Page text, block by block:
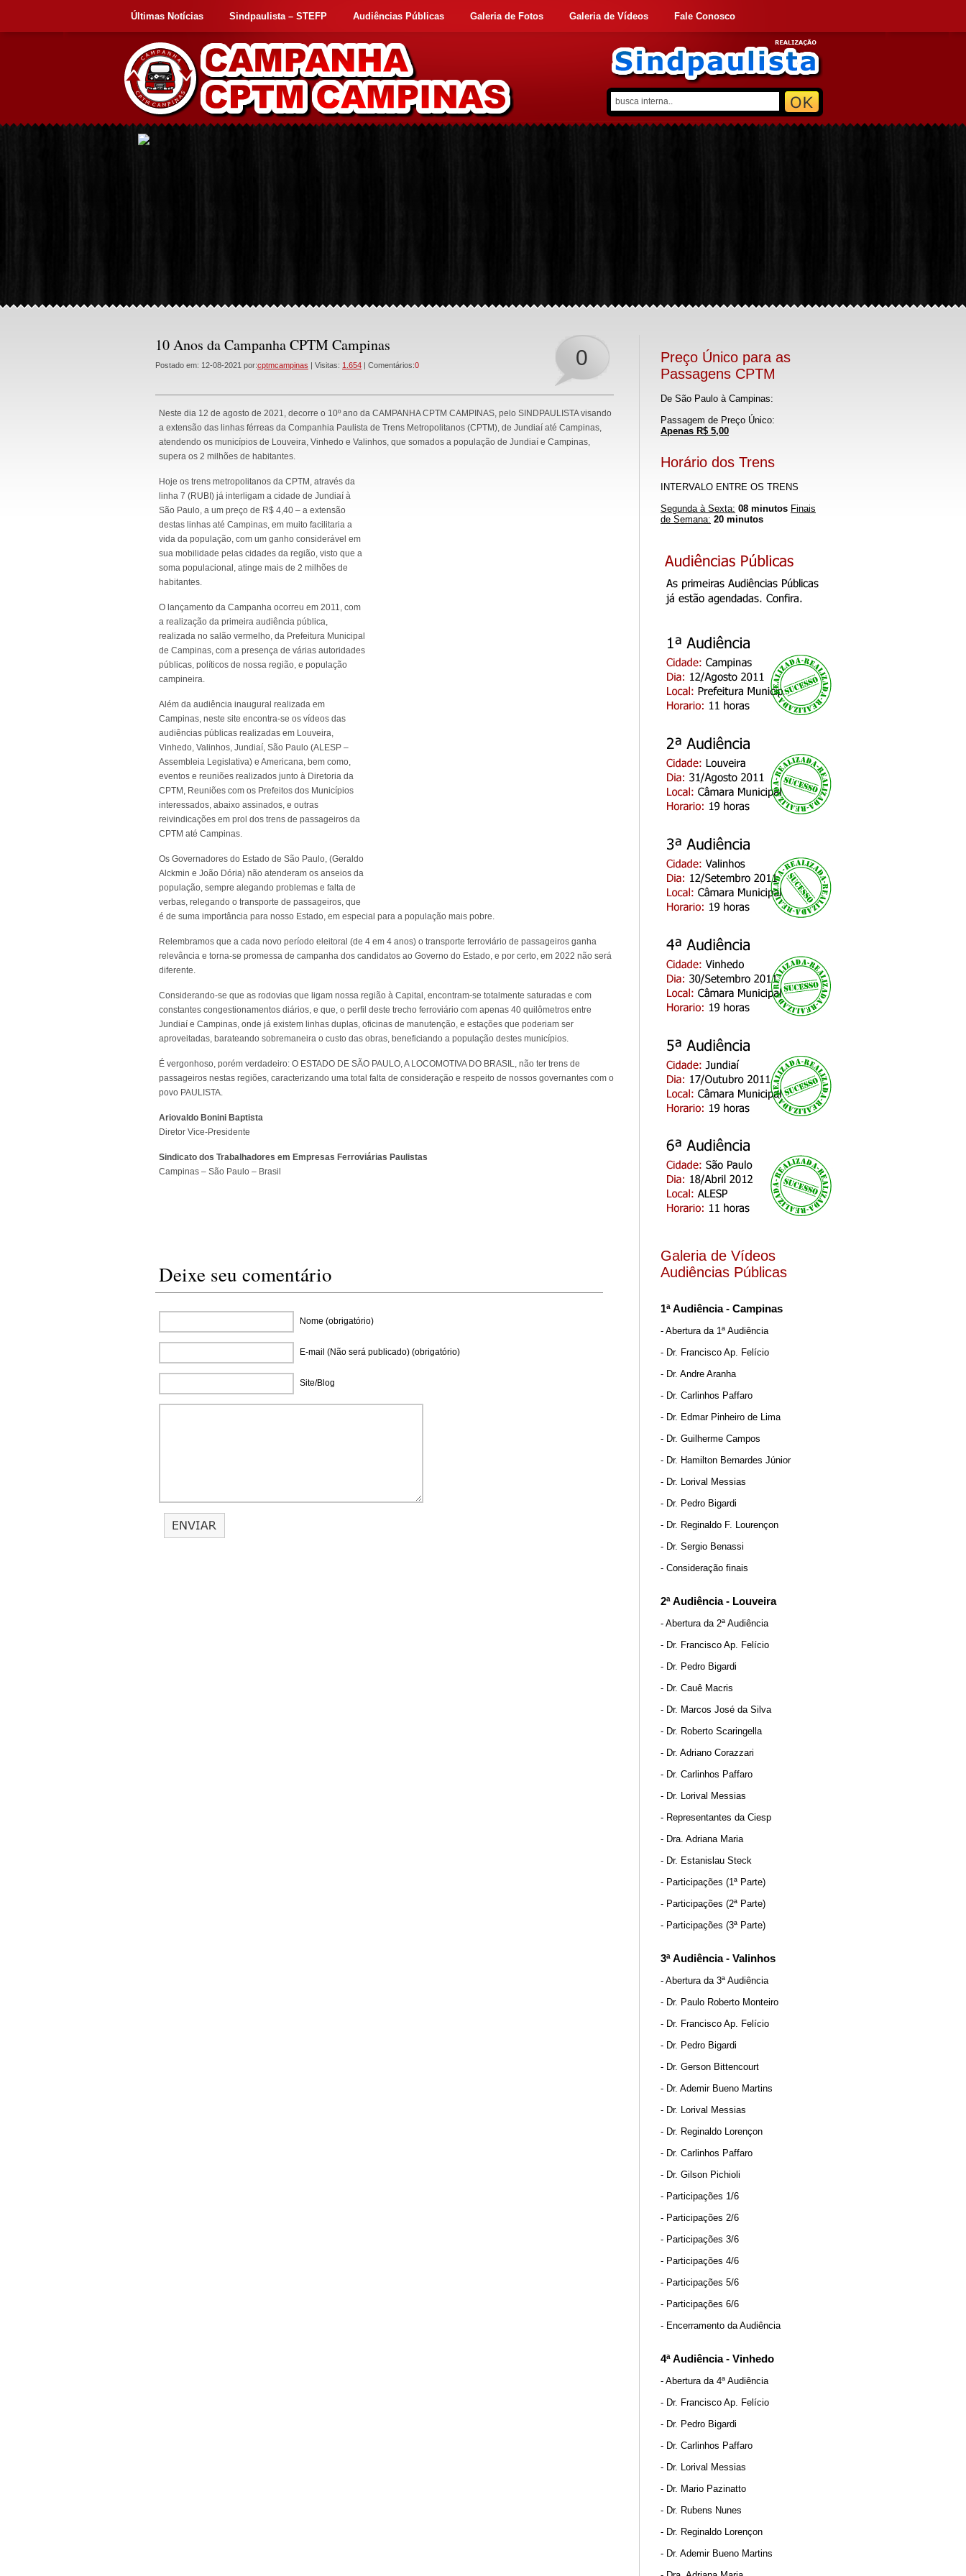
Últimas Notícias Sindpaulista – STEFP Audiências Públicas Galeria de Fotos Galeria de Vídeos Fale Conosco
10 Anos da Campanha CPTM Campinas
Postado em: 12-08-2021 por:cptmcampinas | Visitas: 1.654 | Comentários:0 0
Neste dia 12 de agosto de 2021, decorre o 10º ano da CAMPANHA CPTM CAMPINAS, pelo SINDPAULISTA visando
a extensão das linhas férreas da Companhia Paulista de Trens Metropolitanos (CPTM), de Jundiaí até Campinas,
atendendo os municípios de Louveira, Vinhedo e Valinhos, que somados a população de Jundiaí e Campinas,
supera os 2 milhões de habitantes.
Hoje os trens metropolitanos da CPTM, através da
linha 7 (RUBI) já interligam a cidade de Jundiaí à
São Paulo, a um preço de R$ 4,40 – a extensão
destas linhas até Campinas, em muito facilitaria a
vida da população, com um ganho considerável em
sua mobilidade pelas cidades da região, visto que a
soma populacional, atinge mais de 2 milhões de
habitantes.
O lançamento da Campanha ocorreu em 2011, com
a realização da primeira audiência pública,
realizada no salão vermelho, da Prefeitura Municipal
de Campinas, com a presença de várias autoridades
públicas, políticos de nossa região, e população
campineira.
Além da audiência inaugural realizada em
Campinas, neste site encontra-se os vídeos das
audiências públicas realizadas em Louveira,
Vinhedo, Valinhos, Jundiaí, São Paulo (ALESP –
Assembleia Legislativa) e Americana, bem como,
eventos e reuniões realizados junto à Diretoria da
CPTM, Reuniões com os Prefeitos dos Municípios
interessados, abaixo assinados, e outras
reivindicações em prol dos trens de passageiros da
CPTM até Campinas.
Os Governadores do Estado de São Paulo, (Geraldo
Alckmin e João Dória) não atenderam os anseios da
população, sempre alegando problemas e falta de
verbas, relegando o transporte de passageiros, que
é de suma importância para nosso Estado, em especial para a população mais pobre.
Relembramos que a cada novo período eleitoral (de 4 em 4 anos) o transporte ferroviário de passageiros ganha
relevância e torna-se promessa de campanha dos candidatos ao Governo do Estado, e por certo, em 2022 não será
diferente.
Considerando-se que as rodovias que ligam nossa região à Capital, encontram-se totalmente saturadas e com
constantes congestionamentos diários, e que, o perfil deste trecho ferroviário com apenas 40 quilômetros entre
Jundiaí e Campinas, onde já existem linhas duplas, oficinas de manutenção, e estações que poderiam ser
aproveitadas, barateando sobremaneira o custo das obras, beneficiando a população destes municípios.
É vergonhoso, porém verdadeiro: O ESTADO DE SÃO PAULO, A LOCOMOTIVA DO BRASIL, não ter trens de
passageiros nestas regiões, caracterizando uma total falta de consideração e respeito de nossos governantes com o
povo PAULISTA.
Ariovaldo Bonini Baptista
Diretor Vice-Presidente
Sindicato dos Trabalhadores em Empresas Ferroviárias Paulistas
Campinas – São Paulo – Brasil
Deixe seu comentário
Nome (obrigatório)
E-mail (Não será publicado) (obrigatório)
Site/Blog
Preço Único para as
Passagens CPTM
De São Paulo à Campinas:
Passagem de Preço Único:
Apenas R$ 5,00
Horário dos Trens
INTERVALO ENTRE OS TRENS
Segunda à Sexta: 08 minutos Finais
de Semana: 20 minutos
Galeria de Vídeos
Audiências Públicas
1ª Audiência - Campinas
- Abertura da 1ª Audiência
- Dr. Francisco Ap. Felício
- Dr. Andre Aranha
- Dr. Carlinhos Paffaro
- Dr. Edmar Pinheiro de Lima
- Dr. Guilherme Campos
- Dr. Hamilton Bernardes Júnior
- Dr. Lorival Messias
- Dr. Pedro Bigardi
- Dr. Reginaldo F. Lourençon
- Dr. Sergio Benassi
- Consideração finais
2ª Audiência - Louveira
- Abertura da 2ª Audiência
- Dr. Francisco Ap. Felício
- Dr. Pedro Bigardi
- Dr. Cauê Macris
- Dr. Marcos José da Silva
- Dr. Roberto Scaringella
- Dr. Adriano Corazzari
- Dr. Carlinhos Paffaro
- Dr. Lorival Messias
- Representantes da Ciesp
- Dra. Adriana Maria
- Dr. Estanislau Steck
- Participações (1ª Parte)
- Participações (2ª Parte)
- Participações (3ª Parte)
3ª Audiência - Valinhos
- Abertura da 3ª Audiência
- Dr. Paulo Roberto Monteiro
- Dr. Francisco Ap. Felício
- Dr. Pedro Bigardi
- Dr. Gerson Bittencourt
- Dr. Ademir Bueno Martins
- Dr. Lorival Messias
- Dr. Reginaldo Lorençon
- Dr. Carlinhos Paffaro
- Dr. Gilson Pichioli
- Participações 1/6
- Participações 2/6
- Participações 3/6
- Participações 4/6
- Participações 5/6
- Participações 6/6
- Encerramento da Audiência
4ª Audiência - Vinhedo
- Abertura da 4ª Audiência
- Dr. Francisco Ap. Felício
- Dr. Pedro Bigardi
- Dr. Carlinhos Paffaro
- Dr. Lorival Messias
- Dr. Mario Pazinatto
- Dr. Rubens Nunes
- Dr. Reginaldo Lorençon
- Dr. Ademir Bueno Martins